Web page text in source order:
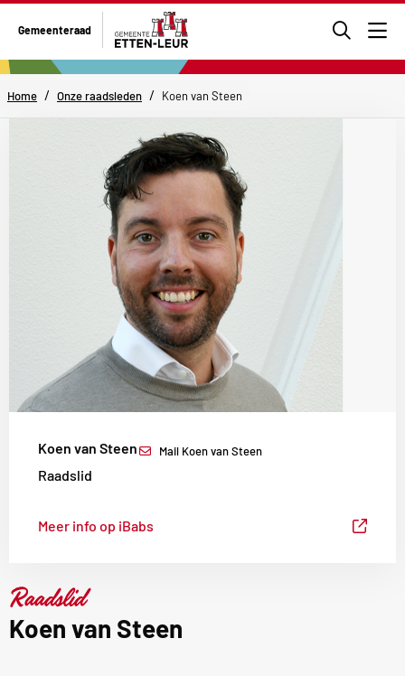
Gemeenteraad
naar
de
Home / Onze raadsleden / Koen van Steen
Koen van Steen
Raadslid
Mail Koen van Steen
Meer info op iBabs
Raadslid
Koen van Steen